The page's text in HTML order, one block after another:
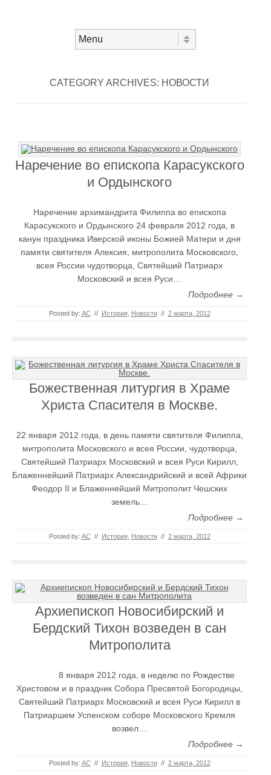
CATEGORY ARCHIVES: НОВОСТИ
Наречение во епископа Карасукского
и Ордынского
Наречение архимандрита Филиппа во епископа
Карасукского и Ордынского 24 февраля 2012 года, в
канун праздника Иверской иконы Божией Матери и дня
памяти святителя Алексия, митрополита Московского,
всея России чудотворца, Святейший Патриарх
Московский и всея Руси…
Подробнее →
Posted by: AC // История, Новости // 2 марта, 2012
Божественная литургия в Храме
Христа Спасителя в Москве.
22 января 2012 года, в день памяти святителя Филиппа,
митрополита Московского и всея России, чудотворца,
Святейший Патриарх Московский и всея Руси Кирилл,
Блаженнейший Патриарх Александрийский и всей Африки
Феодор II и Блаженнейший Митрополит Чешских
земель…
Подробнее →
Posted by: AC // История, Новости // 2 марта, 2012
Архиепископ Новосибирский и
Бердский Тихон возведен в сан
Митрополита
8 января 2012 года, в неделю по Рождестве
Христовом и в праздник Собора Пресвятой Богородицы,
Святейший Патриарх Московский и всея Руси Кирилл в
Патриаршем Успенском соборе Московского Кремля
возвел…
Подробнее →
Posted by: AC // История, Новости // 2 марта, 2012